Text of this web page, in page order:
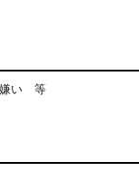
嫌い 等